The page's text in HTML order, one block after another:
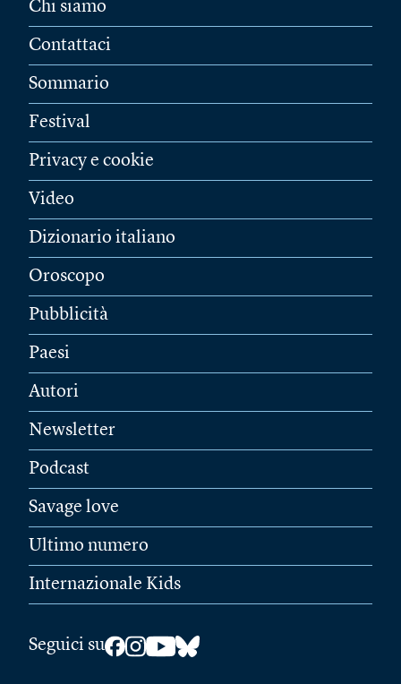
Chi siamo
Contattaci
Sommario
Festival
Privacy e cookie
Video
Dizionario italiano
Oroscopo
Pubblicità
Paesi
Autori
Newsletter
Podcast
Savage love
Ultimo numero
Internazionale Kids
Seguici su